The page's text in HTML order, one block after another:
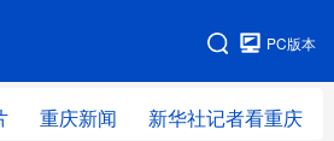
PC版本
重庆新闻 新华社记者看重庆
网站地图